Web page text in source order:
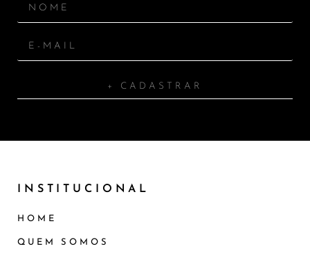
+ CADASTRAR
INSTITUCIONAL
HOME
QUEM SOMOS